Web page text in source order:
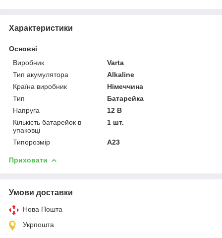
Характеристики
Основні
Виробник
Varta
Тип акумулятора
Alkaline
Країна виробник
Німеччина
Тип
Батарейка
Напруга
12 В
Кількість батарейок в
упаковці
1 шт.
Типорозмір A23
Приховати
Умови доставки
Нова Пошта
Укрпошта